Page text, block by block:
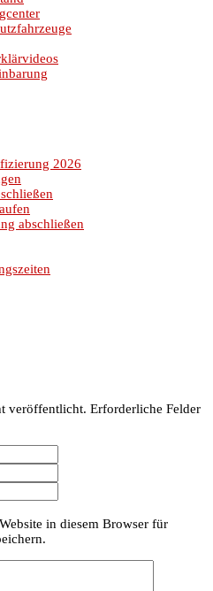
2026
abschließen
veröffentlicht. Erforderliche Felder
in diesem Browser für